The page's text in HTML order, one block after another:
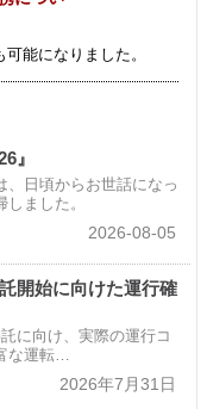
能になりました。
』
、日頃からお世話になっ
ました。
2026-08-05
開始に向けた運行確
に向け、実際の運行コ
な運転…
2026年7月31日